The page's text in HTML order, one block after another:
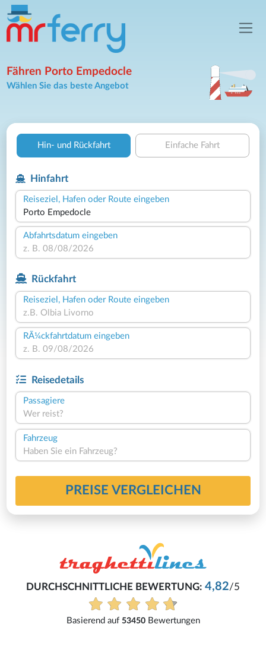
Fähren Porto Empedocle
Wählen Sie das beste Angebot
Hin- und Rückfahrt Einfache Fahrt
Hinfahrt
Reiseziel, Hafen oder Route eingeben
Abfahrtsdatum eingeben
Rückfahrt
Reiseziel, Hafen oder Route eingeben
RÃ¼ckfahrtdatum eingeben
Reisedetails
Passagiere
Wer reist?
Fahrzeug
Haben Sie ein Fahrzeug?
PREISE VERGLEICHEN
DURCHSCHNITTLICHE BEWERTUNG:4,82 /5
Basierend auf53450 Bewertungen